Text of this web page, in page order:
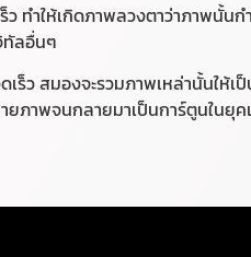
ทำให้เกิดภาพลวงตาว่าภาพนั้นก
ทัลอื่นๆ
ร็ว สมองจะรวมภาพเหล่านั้นให้เ
ยภาพจนกลายมาเป็นการ์ตูนในยุค